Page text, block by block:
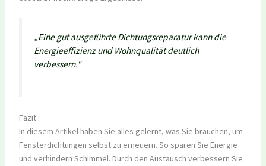
„Eine gut ausgeführte Dichtungsreparatur kann die
Energieeffizienz und Wohnqualität deutlich
verbessern.“
Fazit
In diesem Artikel haben Sie alles gelernt, was Sie brauchen, um
Fensterdichtungen selbst zu erneuern. So sparen Sie Energie
und verhindern Schimmel. Durch den Austausch verbessern Sie